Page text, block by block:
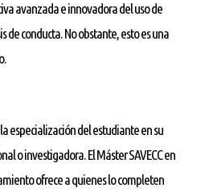
avanzada e innovadora del uso de
de conducta. No obstante, esto es una
especialización del estudiante en su
o investigadora. El Máster SAVECC en
ofrece a quienes lo completen